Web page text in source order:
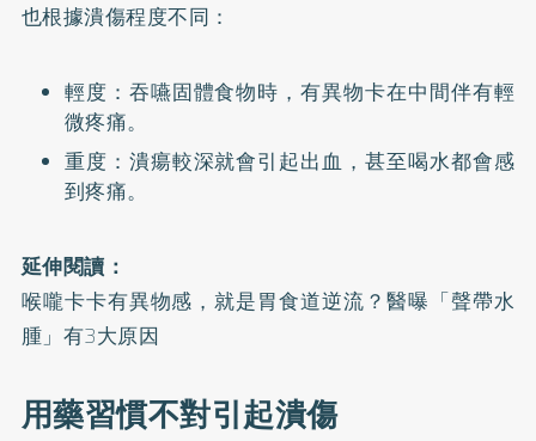
也根據潰傷程度不同：
輕度：吞嚥固體食物時，有異物卡在中間伴有輕
微疼痛。
重度：潰瘍較深就會引起出血，甚至喝水都會感
到疼痛。
延伸閱讀：
喉嚨卡卡有異物感，就是胃食道逆流？醫曝「聲帶水
腫」有3大原因
用藥習慣不對引起潰傷